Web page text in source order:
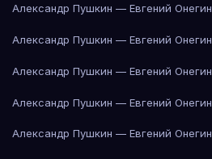
Александр Пушкин — Евгений Онегин
Александр Пушкин — Евгений Онегин
Александр Пушкин — Евгений Онегин
Александр Пушкин — Евгений Онегин
Александр Пушкин — Евгений Онегин